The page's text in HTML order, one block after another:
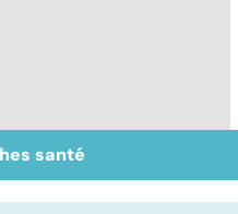
Acupuncture :
comment est-elle
santé